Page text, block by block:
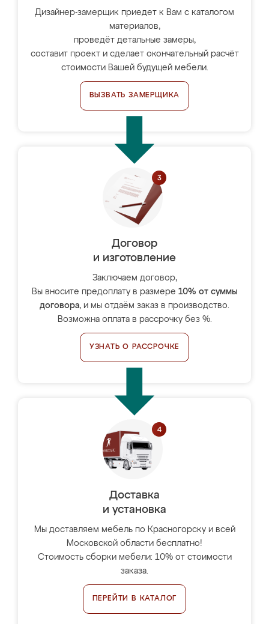
Дизайнер-замерщик приедет к Вам с каталогом
материалов,
проведёт детальные замеры,
составит проект и сделает окончательный расчёт
стоимости Вашей будущей мебели.
ВЫЗВАТЬ ЗАМЕРЩИКА
Договор
и изготовление
Заключаем договор,
Вы вносите предоплату в размере 10% от суммы
договора, и мы отдаём заказ в производство.
Возможна оплата в рассрочку без %.
УЗНАТЬ О РАССРОЧКЕ
Доставка
и установка
Мы доставляем мебель по Красногорску и всей
Московской области бесплатно!
Стоимость сборки мебели: 10% от стоимости
заказа.
ПЕРЕЙТИ В КАТАЛОГ